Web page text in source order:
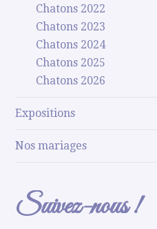
Chatons 2022
Chatons 2023
Chatons 2024
Chatons 2025
Chatons 2026
Expositions
Nos mariages
Suivez-nous !